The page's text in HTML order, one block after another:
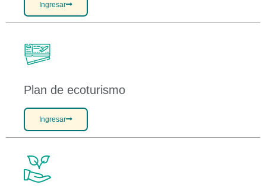
Ingresar
Plan de ecoturismo
Ingresar